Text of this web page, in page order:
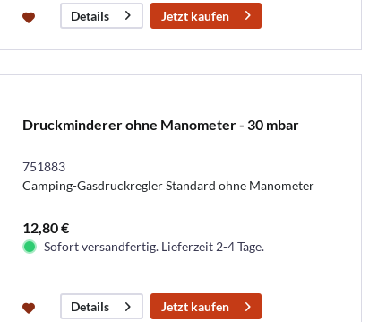
Details Jetzt kaufen
Druckminderer ohne Manometer - 30 mbar
751883
Camping-Gasdruckregler Standard ohne Manometer
12,80 €
Sofort versandfertig. Lieferzeit 2-4 Tage.
Details Jetzt kaufen